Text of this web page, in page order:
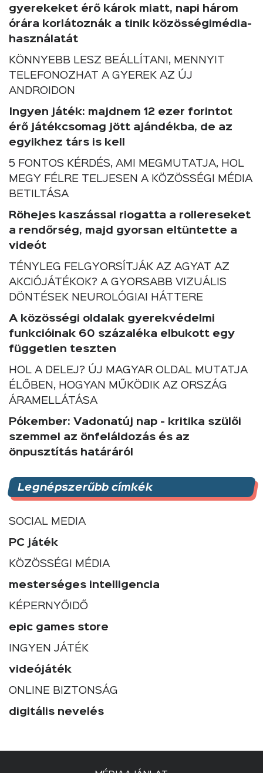
gyerekeket érő károk miatt, napi három
órára korlátoznák a tinik közösségimédia-
használatát
KÖNNYEBB LESZ BEÁLLÍTANI, MENNYIT
TELEFONOZHAT A GYEREK AZ ÚJ
ANDROIDON
Ingyen játék: majdnem 12 ezer forintot
érő játékcsomag jött ajándékba, de az
egyikhez társ is kell
5 FONTOS KÉRDÉS, AMI MEGMUTATJA, HOL
MEGY FÉLRE TELJESEN A KÖZÖSSÉGI MÉDIA
BETILTÁSA
Röhejes kaszással riogatta a rollereseket
a rendőrség, majd gyorsan eltüntette a
videót
TÉNYLEG FELGYORSÍTJÁK AZ AGYAT AZ
AKCIÓJÁTÉKOK? A GYORSABB VIZUÁLIS
DÖNTÉSEK NEUROLÓGIAI HÁTTERE
A közösségi oldalak gyerekvédelmi
funkcióinak 60 százaléka elbukott egy
független teszten
HOL A DELEJ? ÚJ MAGYAR OLDAL MUTATJA
ÉLŐBEN, HOGYAN MŰKÖDIK AZ ORSZÁG
ÁRAMELLÁTÁSA
Pókember: Vadonatúj nap - kritika szülői
szemmel az önfeláldozás és az
önpusztítás határáról
Legnépszerűbb címkék
SOCIAL MEDIA
PC játék
KÖZÖSSÉGI MÉDIA
mesterséges intelligencia
KÉPERNYŐIDŐ
epic games store
INGYEN JÁTÉK
videójáték
ONLINE BIZTONSÁG
digitális nevelés